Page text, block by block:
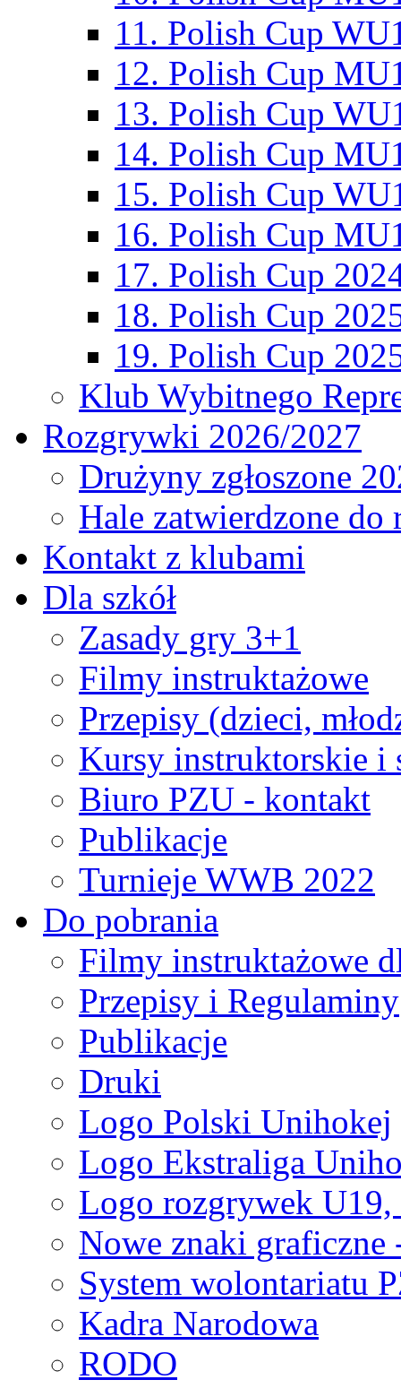
11. Polish Cup
12. Polish Cup
13. Polish Cup
14. Polish Cup
15. Polish Cup
16. Polish Cup
17. Polish Cup
18. Polish Cup
19. Polish Cup
Klub Wybitnego
Rozgrywki 2026/2027
Drużyny zgłoszone
Hale zatwierdzone
Kontakt z klubami
Dla szkół
Zasady gry 3+1
Filmy instruktażowe
Przepisy (dzieci,
Kursy instruktorskie i
Biuro PZU - kontakt
Publikacje
Turnieje WWB 2022
Do pobrania
Filmy instruktażowe
Przepisy i Regulaminy
Publikacje
Druki
Logo Polski Unihokej
Logo Ekstraliga
Logo rozgrywek
Nowe znaki graficzne
System wolontariatu
Kadra Narodowa
RODO